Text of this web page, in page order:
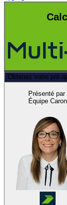
Obtenez votre pré-
Présenté par
Équipe Caron